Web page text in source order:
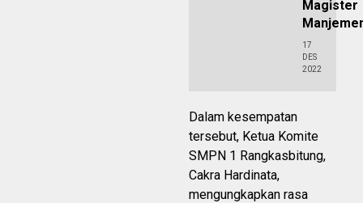
Magister
17
DES
2022
Dalam kesempatan
tersebut, Ketua Komite
SMPN 1 Rangkasbitung,
Cakra Hardinata,
mengungkapkan rasa